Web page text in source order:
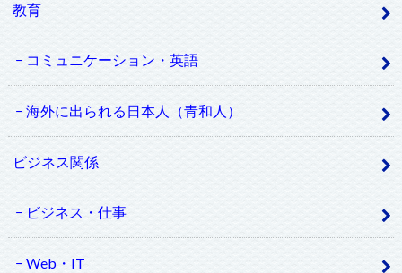
教育
コミュニケーション・英語
海外に出られる日本人（青和人）
ビジネス関係
ビジネス・仕事
Web・IT